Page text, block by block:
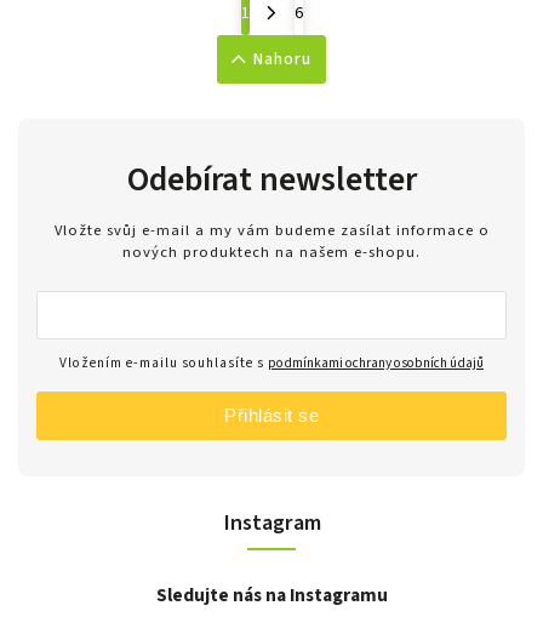
1
6
Nahoru
Instagram
Sledujte nás na Instagramu
Odebírat newsletter
Vložte svůj e-mail a my vám budeme zasílat informace o
nových produktech na našem e-shopu.
Vložením e-mailu souhlasíte s podmínkami ochrany osobních údajů
Přihlásit se